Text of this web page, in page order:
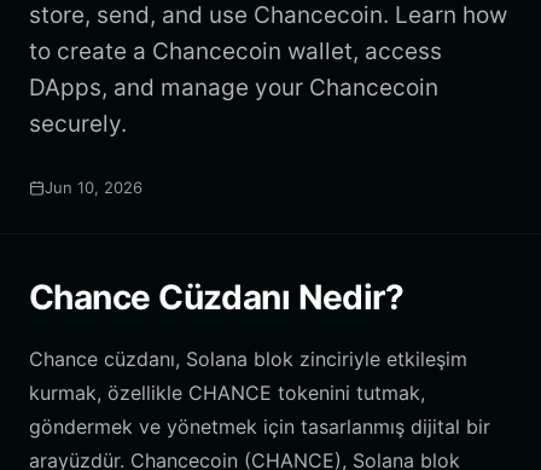
store, send, and use Chancecoin. Learn how
to create a Chancecoin wallet, access
DApps, and manage your Chancecoin
securely.
Jun 10, 2026
Chance Cüzdanı Nedir?
Chance cüzdanı, Solana blok zinciriyle etkileşim
kurmak, özellikle CHANCE tokenini tutmak,
göndermek ve yönetmek için tasarlanmış dijital bir
arayüzdür. Chancecoin (CHANCE), Solana blok